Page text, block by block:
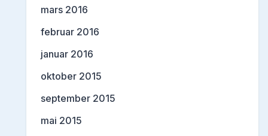
mars 2016
februar 2016
januar 2016
oktober 2015
september 2015
mai 2015